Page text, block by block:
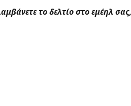
το δελτίο στο εμέηλ